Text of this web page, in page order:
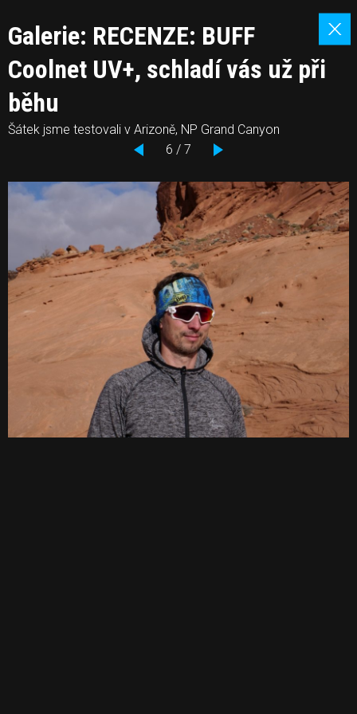
Galerie: RECENZE: BUFF
Coolnet UV+, schladí vás už při
běhu
Šátek jsme testovali v Arizoně, NP Grand Canyon
6 / 7